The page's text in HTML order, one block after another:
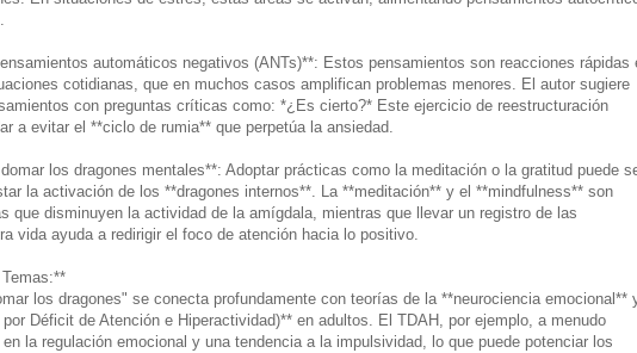
automáticos negativos (ANTs)**: Estos pensamientos son reacciones rápidas
cotidianas, que en muchos casos amplifican problemas menores. El autor sugiere
con preguntas críticas como: *¿Es cierto?* Este ejercicio de reestructuración
a evitar el **ciclo de rumia** que perpetúa la ansiedad.
los dragones mentales**: Adoptar prácticas como la meditación o la gratitud puede
la activación de los **dragones internos**. La **meditación** y el **mindfulness** son
que disminuyen la actividad de la amígdala, mientras que llevar un registro de las
vida ayuda a redirigir el foco de atención hacia lo positivo.
los dragones" se conecta profundamente con teorías de la **neurociencia emocional**
Déficit de Atención e Hiperactividad)** en adultos. El TDAH, por ejemplo, a menudo
la regulación emocional y una tendencia a la impulsividad, lo que puede potenciar los